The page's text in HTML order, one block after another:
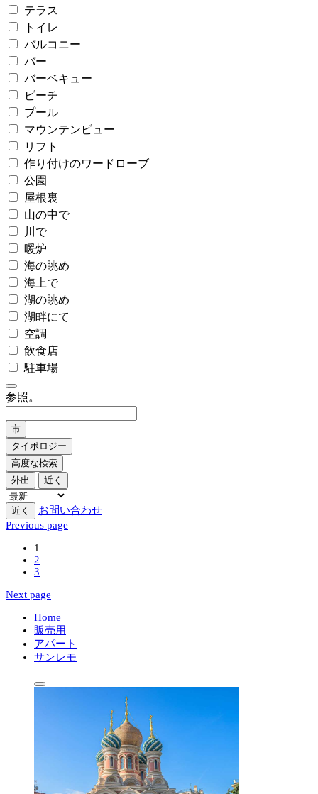
テラス
トイレ
バルコニー
バー
バーベキュー
ビーチ
プール
マウンテンビュー
リフト
作り付けのワードローブ
公園
屋根裏
山の中で
川で
暖炉
海の眺め
海上で
湖の眺め
湖畔にて
空調
飲食店
駐車場
参照。
市
タイポロジー
高度な検索
外出
近く
近く
お問い合わせ
Previous page
1
2
3
Next page
Home
販売用
アパート
サンレモ